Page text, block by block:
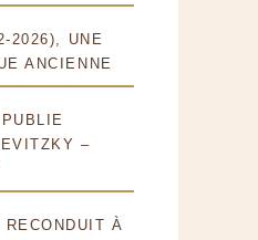
2026), UNE
ANCIENNE
–
À